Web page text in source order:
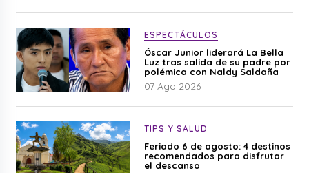
ESPECTÁCULOS
Óscar Junior liderará La Bella
Luz tras salida de su padre por
polémica con Naldy Saldaña
07 Ago 2026
TIPS Y SALUD
Feriado 6 de agosto: 4 destinos
recomendados para disfrutar
el descanso